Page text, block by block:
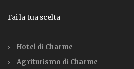
Fai la tua scelta
Hotel di Charme
Agriturismo di Charme